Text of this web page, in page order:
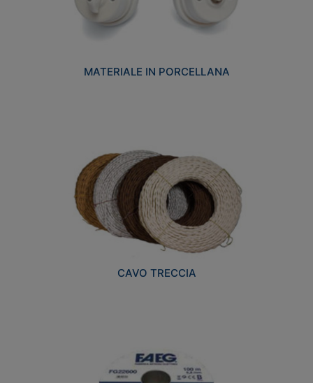
MATERIALE IN PORCELLANA
CAVO TRECCIA